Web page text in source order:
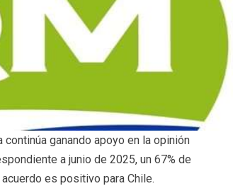
ganando apoyo en la opinión
a junio de 2025, un 67% de
es positivo para Chile.